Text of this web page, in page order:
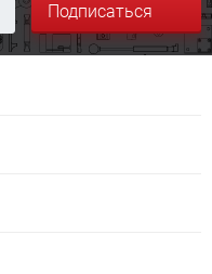
Подписаться